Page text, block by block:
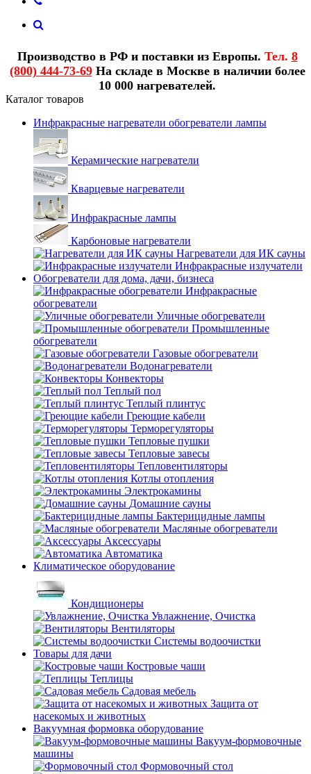
Производство в РФ и поставки из Европы. Тел. 8
(800) 444-73-69На складе в Москве в наличии более
10 000 нагревателей.
Каталог товаров
Инфракрасные нагреватели обогреватели лампы
Керамические нагреватели
Кварцевые нагреватели
Инфракрасные лампы
Карбоновые нагреватели
Нагреватели для ИК сауны
Инфракрасные излучатели
Обогреватели для дома, дачи, бизнеса
Инфракрасные
обогреватели
Уличные обогреватели
Промышленные
обогреватели
Газовые обогреватели
Водонагреватели
Конвекторы
Теплый пол
Теплый плинтус
Греющие кабели
Терморегуляторы
Тепловые пушки
Тепловые завесы
Тепловентиляторы
Котлы отопления
Электрокамины
Домашние сауны
Бактерицидные лампы
Масляные обогреватели
Аксессуары
Автоматика
Климатическое оборудование
Кондиционеры
Увлажнение, Очистка
Вентиляторы
Системы водоочистки
Товары для дачи
Костровые чаши
Теплицы
Садовая мебель
Защита от
насекомых и животных
Вакуумная формовка оборудование
Вакуум-формовочные
машины
Формовочный стол